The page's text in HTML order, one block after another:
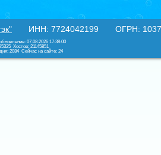
ИНН: 7724042199 ОГРН:
07.08.2026 17:38:00
Хостов: 21145851
2084 Сейчас на сайте: 24